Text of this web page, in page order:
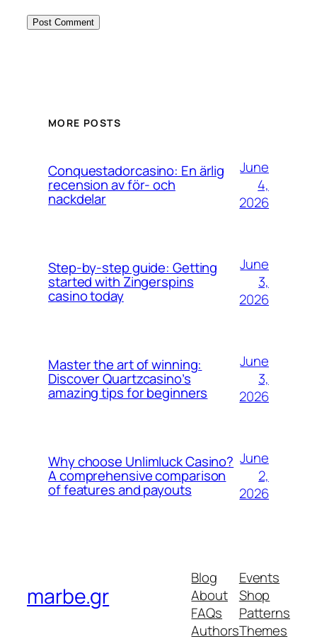
MORE POSTS
Conquestadorcasino: En ärlig
recension av för- och
nackdelar
June
4,
2026
Step-by-step guide: Getting
started with Zingerspins
casino today
June
3,
2026
Master the art of winning:
Discover Quartzcasino’s
amazing tips for beginners
June
3,
2026
Why choose Unlimluck Casino?
A comprehensive comparison
of features and payouts
June
2,
2026
marbe.gr
Blog
About
FAQs
Authors
Events
Shop
Patterns
Themes